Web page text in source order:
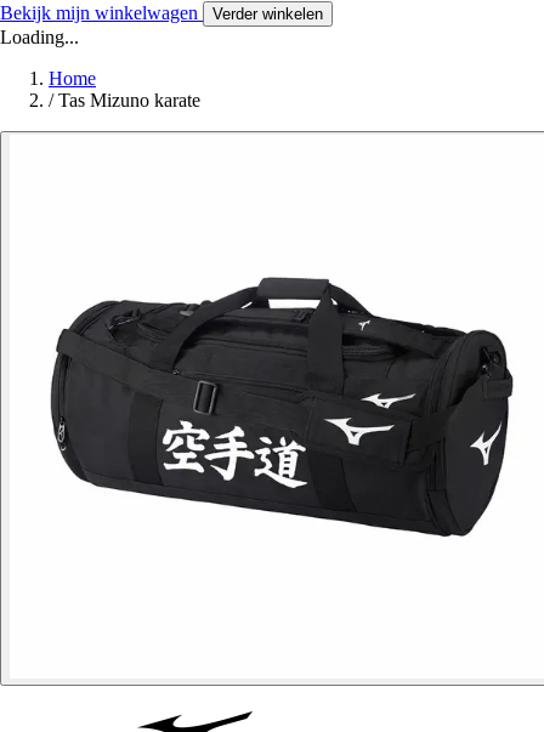
Bekijk mijn winkelwagen Verder winkelen
Loading...
Home
/ Tas Mizuno karate